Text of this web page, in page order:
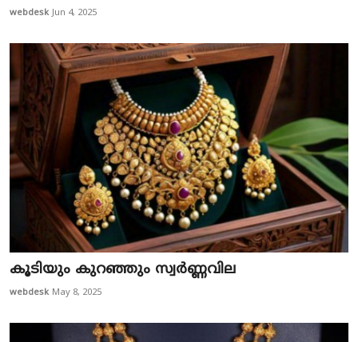
webdesk Jun 4, 2025
കൂ​ടി​യും കു​റ​ഞ്ഞും സ്വർണ്ണവില
webdesk May 8, 2025